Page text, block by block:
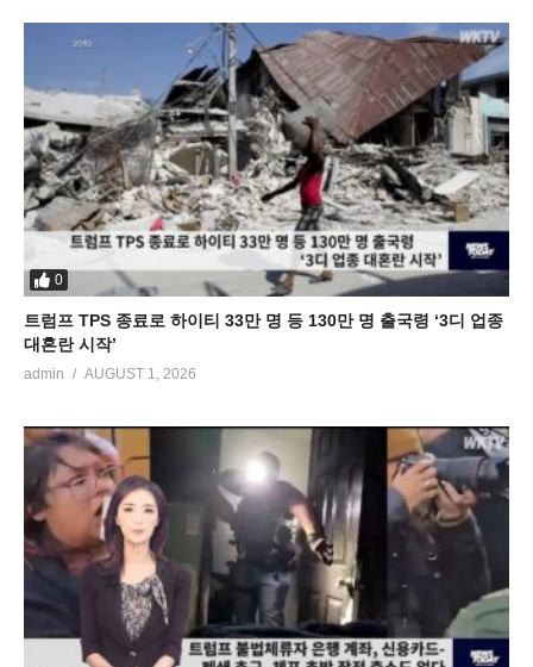
0
트럼프 TPS 종료로 하이티 33만 명 등 130만 명 출국령 ‘3디 업종
대혼란 시작’
admin AUGUST 1, 2026